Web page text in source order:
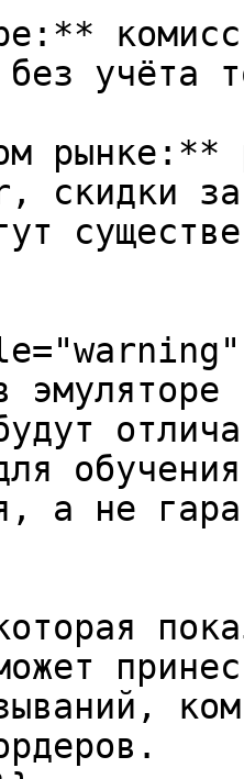
без учёта
рынке:**
скидки
а не